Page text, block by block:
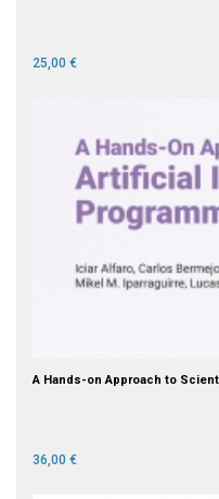
25,00 €
A Hands-on Approach to
36,00 €